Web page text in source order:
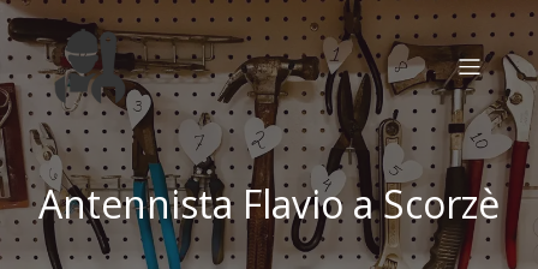
Antennista Flavio a Scorzè